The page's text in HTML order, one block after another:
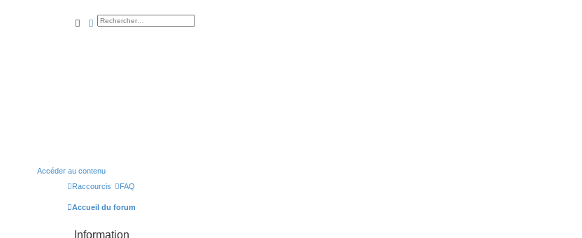
Accéder au contenu
rechercher
rechercheavancée
Raccourcis FAQ
Accueil du forum
Information